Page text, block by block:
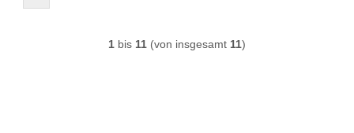
1 bis 11 (von insgesamt 11)